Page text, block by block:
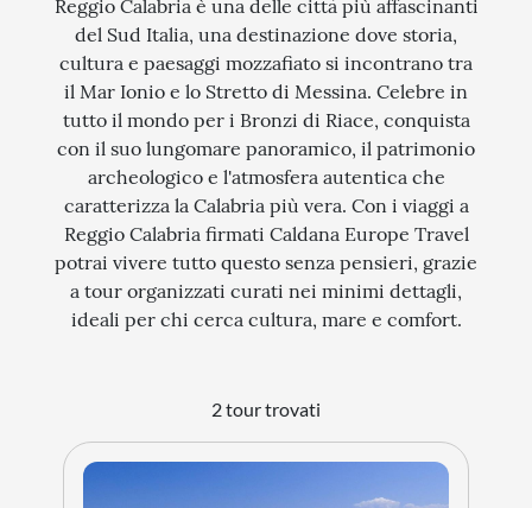
Reggio Calabria è una delle città più affascinanti
del Sud Italia, una destinazione dove storia,
cultura e paesaggi mozzafiato si incontrano tra
il Mar Ionio e lo Stretto di Messina. Celebre in
tutto il mondo per i Bronzi di Riace, conquista
con il suo lungomare panoramico, il patrimonio
archeologico e l'atmosfera autentica che
caratterizza la Calabria più vera. Con i viaggi a
Reggio Calabria firmati Caldana Europe Travel
potrai vivere tutto questo senza pensieri, grazie
a tour organizzati curati nei minimi dettagli,
ideali per chi cerca cultura, mare e comfort.
2 tour trovati
STORIA
CITTÀ
EVENTI SPECIALI
ARTE E CULTURA